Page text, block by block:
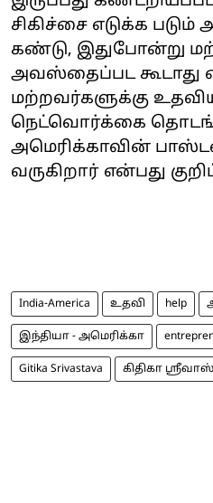
சிகிச்சை எடுக்க
கண்டு, இதுபோன்று
அவஸ்தைப்பட
மற்றவர்களுக்கு
நெட்வொர்க்கை
அமெரிக்காவின்
வருகிறார் என்பது
India-America உதவி help
இந்தியா - அமெரிக்கா
Gitika Srivastava கிதிகா